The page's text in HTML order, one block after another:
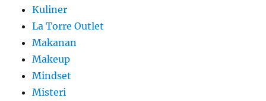
Kuliner
La Torre Outlet
Makanan
Makeup
Mindset
Misteri